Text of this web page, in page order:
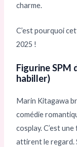
charme.
C’est pourquoi
2025 !
Figurine SPM
habiller)
Marin Kitagawa
comédie
cosplay. C’est
attirent le regard.